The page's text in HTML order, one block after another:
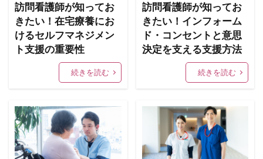
訪問看護師が知ってお
きたい！在宅療養にお
けるセルフマネジメン
ト支援の重要性
続きを読む
訪問看護師が知ってお
きたい！インフォーム
ド・コンセントと意思
決定を支える支援方法
続きを読む